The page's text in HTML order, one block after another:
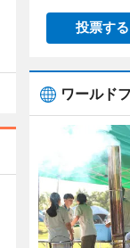
投票する
ワールド